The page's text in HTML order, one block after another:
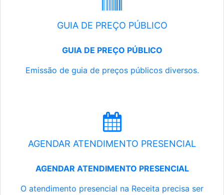
GUIA DE PREÇO PÚBLICO
GUIA DE PREÇO PÚBLICO
Emissão de guia de preços públicos diversos.
AGENDAR ATENDIMENTO PRESENCIAL
AGENDAR ATENDIMENTO PRESENCIAL
O atendimento presencial na Receita precisa ser